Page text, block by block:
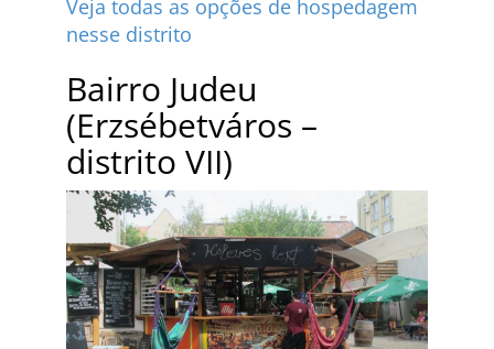
Veja todas as opções de hospedagem
nesse distrito
Bairro Judeu
(Erzsébetváros –
distrito VII)